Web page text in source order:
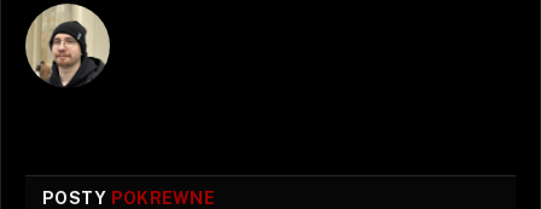
POSTY POKREWNE